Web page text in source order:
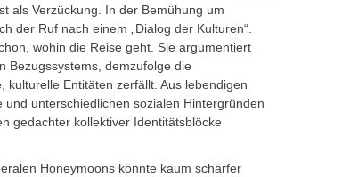
als Verzückung. In der Bemühung um
der Ruf nach einem „Dialog der Kulturen“.
wohin die Reise geht. Sie argumentiert
Bezugssystems, demzufolge die
Entitäten zerfällt. Aus lebendigen
unterschiedlichen sozialen Hintergründen
gedachter kollektiver Identitätsblöcke
Honeymoons könnte kaum schärfer